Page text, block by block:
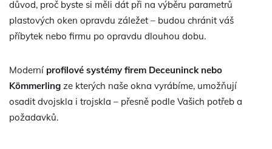
důvod, proč byste si měli dát při na výběru parametrů
plastových oken opravdu záležet – budou chránit váš
příbytek nebo firmu po opravdu dlouhou dobu.
Moderní profilové systémy firem Deceuninck nebo
Kömmerling ze kterých naše okna vyrábíme, umožňují
osadit dvojskla i trojskla – přesně podle Vašich potřeb a
požadavků.